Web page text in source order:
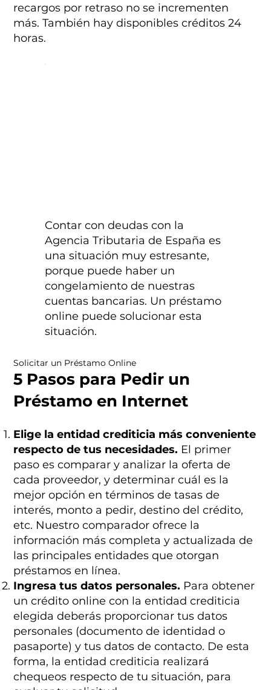
Solicitar un Préstamo Online
5 Pasos para Pedir un
Préstamo en Internet
Elige la entidad crediticia más conveniente
respecto de tus necesidades. El primer
paso es comparar y analizar la oferta de
cada proveedor, y determinar cuál es la
mejor opción en términos de tasas de
interés, monto a pedir, destino del crédito,
etc. Nuestro comparador ofrece la
información más completa y actualizada de
las principales entidades que otorgan
préstamos en línea.
Ingresa tus datos personales. Para obtener
un crédito online con la entidad crediticia
elegida deberás proporcionar tus datos
personales (documento de identidad o
pasaporte) y tus datos de contacto. De esta
forma, la entidad crediticia realizará
chequeos respecto de tu situación, para
Contar con deudas con la
Agencia Tributaria de España es
una situación muy estresante,
porque puede haber un
congelamiento de nuestras
cuentas bancarias. Un préstamo
online puede solucionar esta
situación.
recargos por retraso no se incrementen
más. También hay disponibles créditos 24
horas.